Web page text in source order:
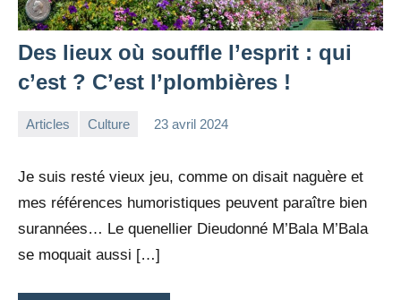
Des lieux où souffle l’esprit : qui
c’est ? C’est l’plombières !
Articles Culture 23 avril 2024
Je suis resté vieux jeu, comme on disait naguère et
mes références humoristiques peuvent paraître bien
surannées… Le quenellier Dieudonné M’Bala M’Bala
se moquait aussi […]